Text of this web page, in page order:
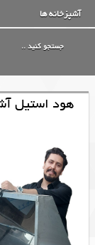
آشپزخانه ها
هود استیل